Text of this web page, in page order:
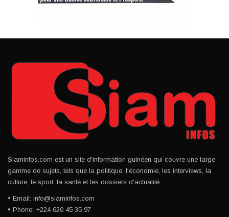
Siaminfos.com est un site d'information guinéen qui couvre une large
gamme de sujets, tels que la politique, l'économie, les interviews, la
culture, le sport, la santé et les dossiers d'actualité.
• Email: info@siaminfos.com
• Phone: +224 620 45 35 97